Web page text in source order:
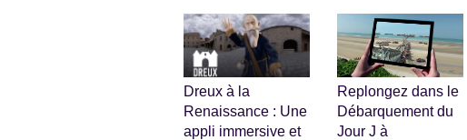
Dreux à la
Renaissance : Une
appli immersive et
Replongez dans le
Débarquement du
Jour J à